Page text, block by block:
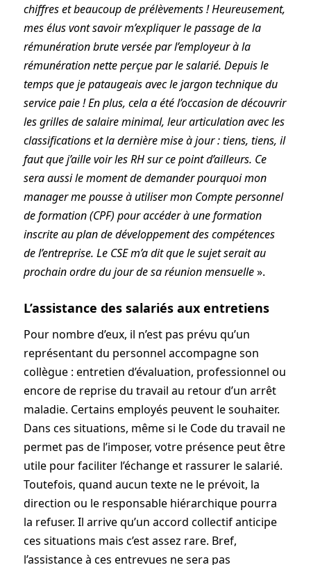
chiffres et beaucoup de prélèvements ! Heureusement,
mes élus vont savoir m’expliquer le passage de la
rémunération brute versée par l’employeur à la
rémunération nette perçue par le salarié. Depuis le
temps que je pataugeais avec le jargon technique du
service paie ! En plus, cela a été l’occasion de découvrir
les grilles de salaire minimal, leur articulation avec les
classifications et la dernière mise à jour : tiens, tiens, il
faut que j’aille voir les RH sur ce point d’ailleurs. Ce
sera aussi le moment de demander pourquoi mon
manager me pousse à utiliser mon Compte personnel
de formation (CPF) pour accéder à une formation
inscrite au plan de développement des compétences
de l’entreprise. Le CSE m’a dit que le sujet serait au
prochain ordre du jour de sa réunion mensuelle».
L’assistance des salariés aux entretiens
Pour nombre d’eux, il n’est pas prévu qu’un
représentant du personnel accompagne son
collègue : entretien d’évaluation, professionnel ou
encore de reprise du travail au retour d’un arrêt
maladie. Certains employés peuvent le souhaiter.
Dans ces situations, même si le Code du travail ne
permet pas de l’imposer, votre présence peut être
utile pour faciliter l’échange et rassurer le salarié.
Toutefois, quand aucun texte ne le prévoit, la
direction ou le responsable hiérarchique pourra
la refuser. Il arrive qu’un accord collectif anticipe
ces situations mais c’est assez rare. Bref,
l’assistance à ces entrevues ne sera pas